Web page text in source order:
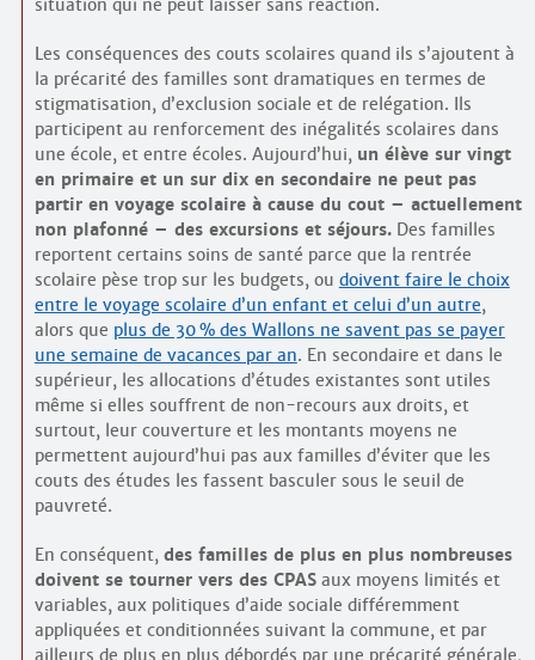
situation qui ne peut laisser sans réaction.
Les conséquences des couts scolaires quand ils s’ajoutent à
la précarité des familles sont dramatiques en termes de
stigmatisation, d’exclusion sociale et de relégation. Ils
participent au renforcement des inégalités scolaires dans
une école, et entre écoles. Aujourd’hui, un élève sur vingt
en primaire et un sur dix en secondaire ne peut pas
partir en voyage scolaire à cause du cout – actuellement
non plafonné – des excursions et séjours.Des familles
reportent certains soins de santé parce que la rentrée
scolaire pèse trop sur les budgets, ou doivent faire le choix
entre le voyage scolaire d’un enfant et celui d’un autre,
alors que plus de 30 % des Wallons ne savent pas se payer
une semaine de vacances par an. En secondaire et dans le
supérieur, les allocations d’études existantes sont utiles
même si elles souffrent de non-recours aux droits, et
surtout, leur couverture et les montants moyens ne
permettent aujourd’hui pas aux familles d’éviter que les
couts des études les fassent basculer sous le seuil de
pauvreté.
En conséquent, des familles de plus en plus nombreuses
doivent se tourner vers des CPASaux moyens limités et
variables, aux politiques d’aide sociale différemment
appliquées et conditionnées suivant la commune, et par
ailleurs de plus en plus débordés par une précarité générale,